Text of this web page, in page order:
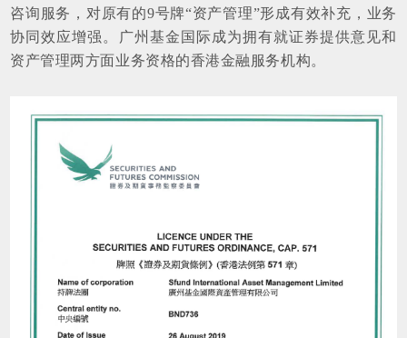
咨询服务，对原有的9号牌“资产管理”形成有效补充，业务
协同效应增强。广州基金国际成为拥有就证券提供意见和
资产管理两方面业务资格的香港金融服务机构。